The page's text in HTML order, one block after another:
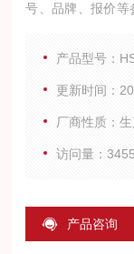
号、品牌、报价等
产品型号：
更新时间：
厂商性质：
访问量：3455
产品咨询